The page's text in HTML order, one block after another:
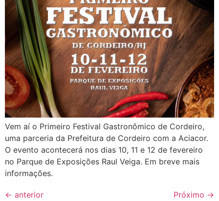
Vem aí o Primeiro Festival Gastronômico de Cordeiro,
uma parceria da Prefeitura de Cordeiro com a Aciacor.
O evento acontecerá nos dias 10, 11 e 12 de fevereiro
no Parque de Exposições Raul Veiga. Em breve mais
informações.
← anterior Próximo →